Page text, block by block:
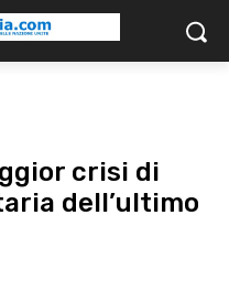
crisi di
dell’ultimo